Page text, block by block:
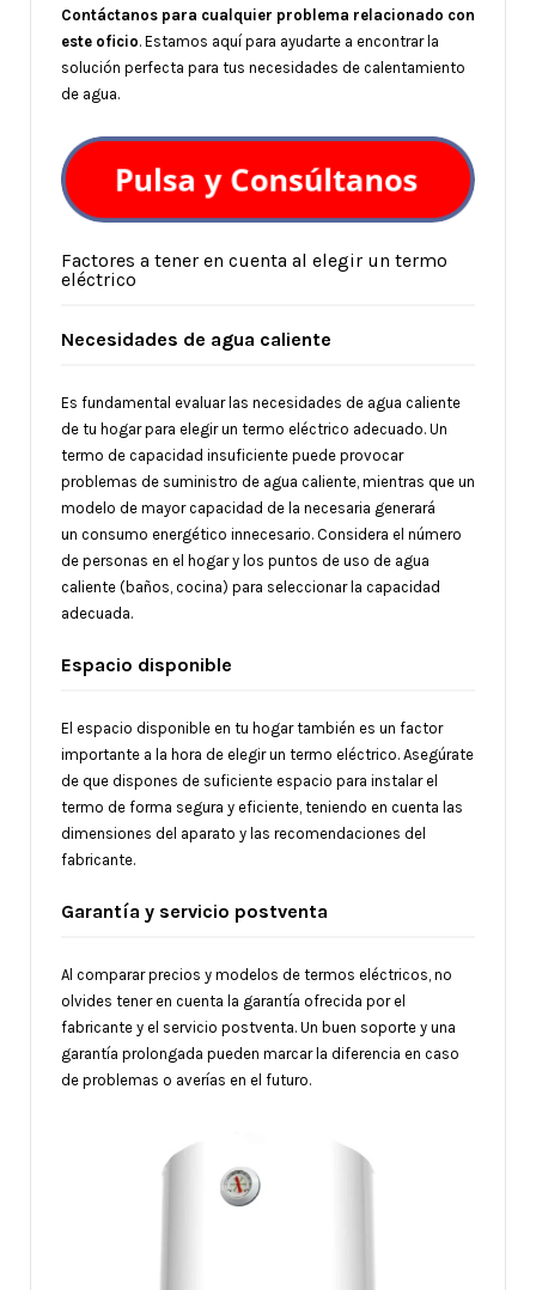
Contáctanos para cualquier problema relacionado con
este oficio. Estamos aquí para ayudarte a encontrar la
solución perfecta para tus necesidades de calentamiento
de agua.
Factores a tener en cuenta al elegir un termo
eléctrico
Necesidades de agua caliente
Es fundamental evaluar las necesidades de agua caliente
de tu hogar para elegir un termo eléctrico adecuado. Un
termo de capacidad insuficiente puede provocar
problemas de suministro de agua caliente, mientras que un
modelo de mayor capacidad de la necesaria generará
un consumo energético innecesario. Considera el número
de personas en el hogar y los puntos de uso de agua
caliente (baños, cocina) para seleccionar la capacidad
adecuada.
Espacio disponible
El espacio disponible en tu hogar también es un factor
importante a la hora de elegir un termo eléctrico. Asegúrate
de que dispones de suficiente espacio para instalar el
termo de forma segura y eficiente, teniendo en cuenta las
dimensiones del aparato y las recomendaciones del
fabricante.
Garantía y servicio postventa
Al comparar precios y modelos de termos eléctricos, no
olvides tener en cuenta la garantía ofrecida por el
fabricante y el servicio postventa. Un buen soporte y una
garantía prolongada pueden marcar la diferencia en caso
de problemas o averías en el futuro.